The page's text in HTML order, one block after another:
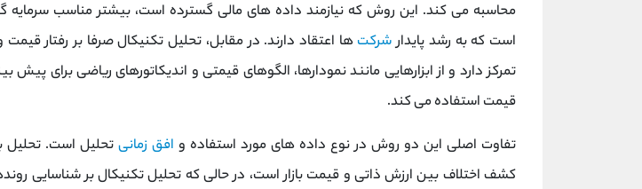
محاسبه می کند. این روش که نیازمند داده‌ های مالی گسترده است، بیشتر مناسب سرمایه‌
است که به رشد پایدارشرکت ‌ها اعتقاد دارند. در مقابل، تحلیل تکنیکال صرفا بر رفتار
تمرکز دارد و از ابزارهایی مانند نمودارها، الگوهای قیمتی و اندیکاتورهای ریاضی برای پیش
قیمت استفاده می کند.
تفاوت اصلی این دو روش در نوع داده ‌های مورد استفاده و افق زمانیتحلیل است. تحلیل
کشف اختلاف بین ارزش ذاتی و قیمت بازار است، در حالی که تحلیل تکنیکال بر شناسایی